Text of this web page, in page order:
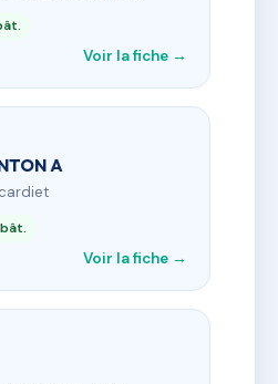
Voir la fiche →
A
Voir la fiche →